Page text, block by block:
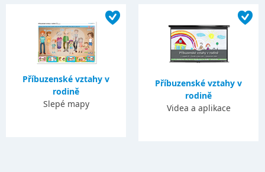
Příbuzenské vztahy v
rodině
Slepé mapy
Příbuzenské vztahy v
rodině
Videa a aplikace